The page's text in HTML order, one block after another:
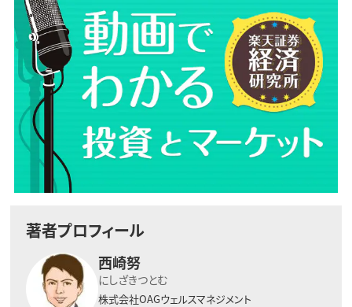
著者プロフィール
西崎努
にしざきつとむ
株式会社OAGウェルスマネジメント